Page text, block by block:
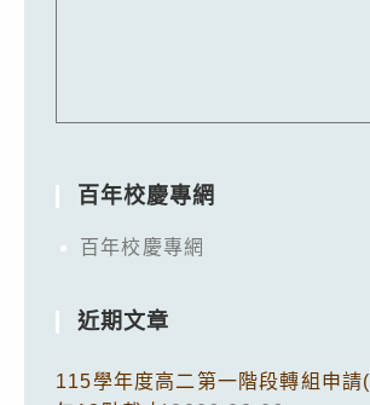
百年校慶專網
百年校慶專網
近期文章
115學年度高二第一階段轉組申請